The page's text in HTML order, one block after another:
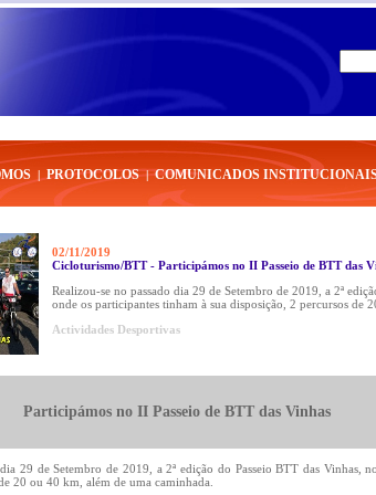
| PROTOCOLOS | COMUNICADOS
02/11/2019
Cicloturismo/BTT - Participámos no II Passeio de BTT das
Realizou-se no passado dia 29 de Setembro de 2019, a 2ª
onde os participantes tinham à sua disposição, 2 percursos de
Actividades Desportivas
Participámos no II Passeio de BTT das Vinhas
29 de Setembro de 2019, a 2ª edição do Passeio BTT das Vinhas,
20 ou 40 km, além de uma caminhada.